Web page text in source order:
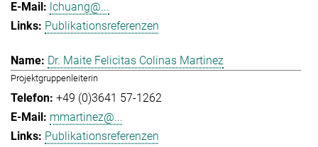
lchuang@...
Publikationsreferenzen
Dr. Maite Felicitas Colinas Martinez
Projektgruppenleiterin
+49 (0)3641 57-1262
mmartinez@...
Publikationsreferenzen